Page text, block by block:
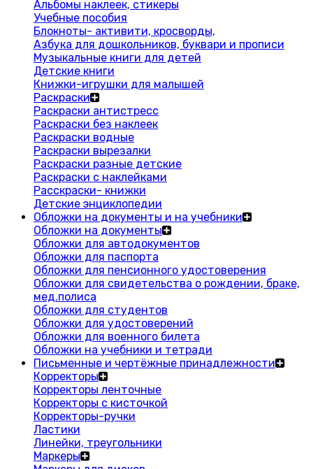
Альбомы наклеек, стикеры
Учебные пособия
Блокноты- активити, кросворды,
Азбука для дошкольников, буквари и прописи
Музыкальные книги для детей
Детские книги
Книжки-игрушки для малышей
Раскраски
Раскраски антистресс
Раскраски без наклеек
Раскраски водные
Раскраски вырезалки
Раскраски разные детские
Раскраски с наклейками
Расскраски- книжки
Детские энциклопедии
Обложки на документы и на учебники
Обложки на документы
Обложки для автодокументов
Обложки для паспорта
Обложки для пенсионного удостоверения
Обложки для свидетельства о рождении, браке,
мед.полиса
Обложки для студентов
Обложки для удостоверений
Обложки для военного билета
Обложки на учебники и тетради
Письменные и чертёжные принадлежности
Корректоры
Корректоры ленточные
Корректоры с кисточкой
Корректоры-ручки
Ластики
Линейки, треугольники
Маркеры